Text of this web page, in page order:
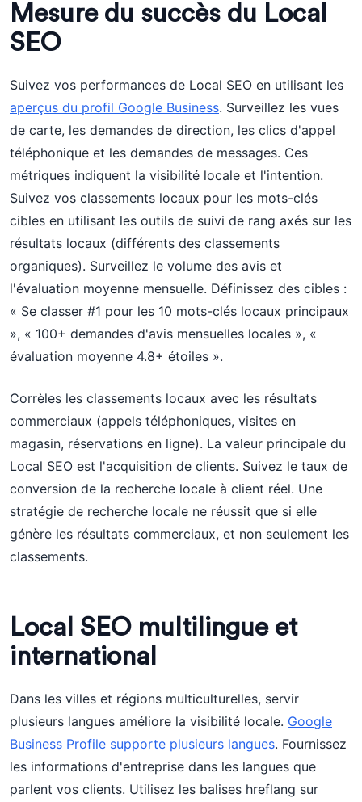
Mesure du succès du Local
SEO
Suivez vos performances de Local SEO en utilisant les
aperçus du profil Google Business. Surveillez les vues
de carte, les demandes de direction, les clics d'appel
téléphonique et les demandes de messages. Ces
métriques indiquent la visibilité locale et l'intention.
Suivez vos classements locaux pour les mots-clés
cibles en utilisant les outils de suivi de rang axés sur les
résultats locaux (différents des classements
organiques). Surveillez le volume des avis et
l'évaluation moyenne mensuelle. Définissez des cibles :
« Se classer #1 pour les 10 mots-clés locaux principaux
», « 100+ demandes d'avis mensuelles locales », «
évaluation moyenne 4.8+ étoiles ».
Corrèles les classements locaux avec les résultats
commerciaux (appels téléphoniques, visites en
magasin, réservations en ligne). La valeur principale du
Local SEO est l'acquisition de clients. Suivez le taux de
conversion de la recherche locale à client réel. Une
stratégie de recherche locale ne réussit que si elle
génère les résultats commerciaux, et non seulement les
classements.
Local SEO multilingue et
international
Dans les villes et régions multiculturelles, servir
plusieurs langues améliore la visibilité locale. Google
Business Profile supporte plusieurs langues. Fournissez
les informations d'entreprise dans les langues que
parlent vos clients. Utilisez les balises hreflang sur